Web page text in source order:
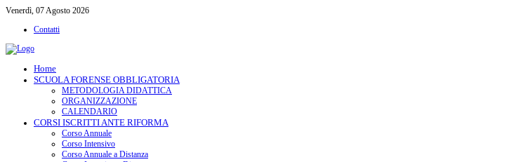
Venerdì, 07 Agosto 2026
Contatti
Home
SCUOLA FORENSE OBBLIGATORIA
METODOLOGIA DIDATTICA
ORGANIZZAZIONE
CALENDARIO
CORSI ISCRITTI ANTE RIFORMA
Corso Annuale
Corso Intensivo
Corso Annuale a Distanza